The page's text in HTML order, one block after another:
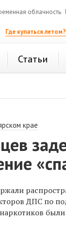
облачность
Где купаться летом?
Статьи
крае
ДПС по